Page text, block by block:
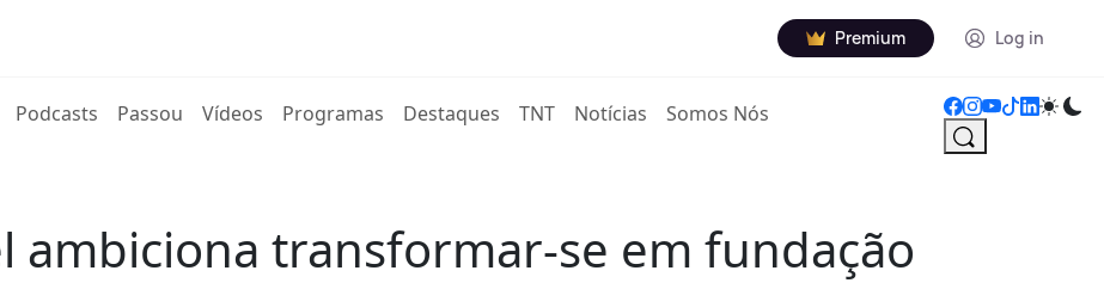
Premium Log in
Podcasts Passou Vídeos Programas Destaques TNT Notícias Somos Nós
ambiciona transformar-se em fundação